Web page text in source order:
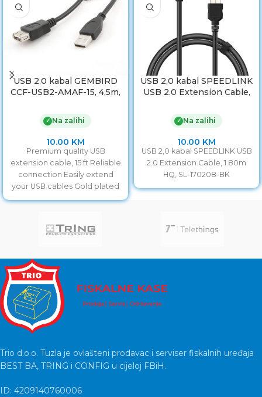
USB 2.0 kabal GEMBIRD
CCF-USB2-AMAF-15, 4,5m,
ferrit
✓ Na zalihi
10.00 KM
Premium quality USB
extension cable, 15 ft Reliable
connection Easily extend
your USB cables Gold plated
contacts
USB 2,0 kabal SPEEDLINK
USB 2.0 Extension Cable,
170208-BK
✓ Na zalihi
10.00 KM
USB 2,0 kabal SPEEDLINK USB
2.0 Extension Cable, 1.80m
HQ, SL-170208-BK
Trio d.o.o. Tuzla je ovlašteni prodavac i serviser fiskalnih uređaja
BEST BA, TRING i CONFIG u cijeloj FBiH.
ID: 4209140760006